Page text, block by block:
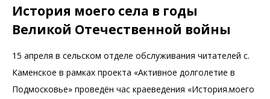
История моего села в годы
Великой Отечественной войны
15 апреля в сельском отделе обслуживания читателей с.
Каменское в рамках проекта «Активное долголетие в
Подмосковье» проведён час краеведения «История.моего